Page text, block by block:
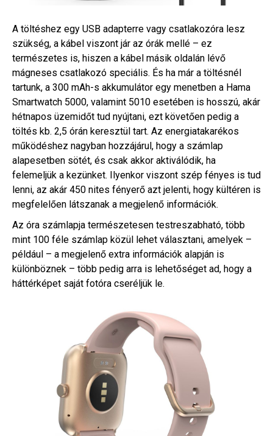
A töltéshez egy USB adapterre vagy csatlakozóra lesz
szükség, a kábel viszont jár az órák mellé – ez
természetes is, hiszen a kábel másik oldalán lévő
mágneses csatlakozó speciális. És ha már a töltésnél
tartunk, a 300 mAh-s akkumulátor egy menetben a Hama
Smartwatch 5000, valamint 5010 esetében is hosszú, akár
hétnapos üzemidőt tud nyújtani, ezt követően pedig a
töltés kb. 2,5 órán keresztül tart. Az energiatakarékos
működéshez nagyban hozzájárul, hogy a számlap
alapesetben sötét, és csak akkor aktiválódik, ha
felemeljük a kezünket. Ilyenkor viszont szép fényes is tud
lenni, az akár 450 nites fényerő azt jelenti, hogy kültéren is
megfelelően látszanak a megjelenő információk.
Az óra számlapja természetesen testreszabható, több
mint 100 féle számlap közül lehet választani, amelyek –
például – a megjelenő extra információk alapján is
különböznek – több pedig arra is lehetőséget ad, hogy a
háttérképet saját fotóra cseréljük le.